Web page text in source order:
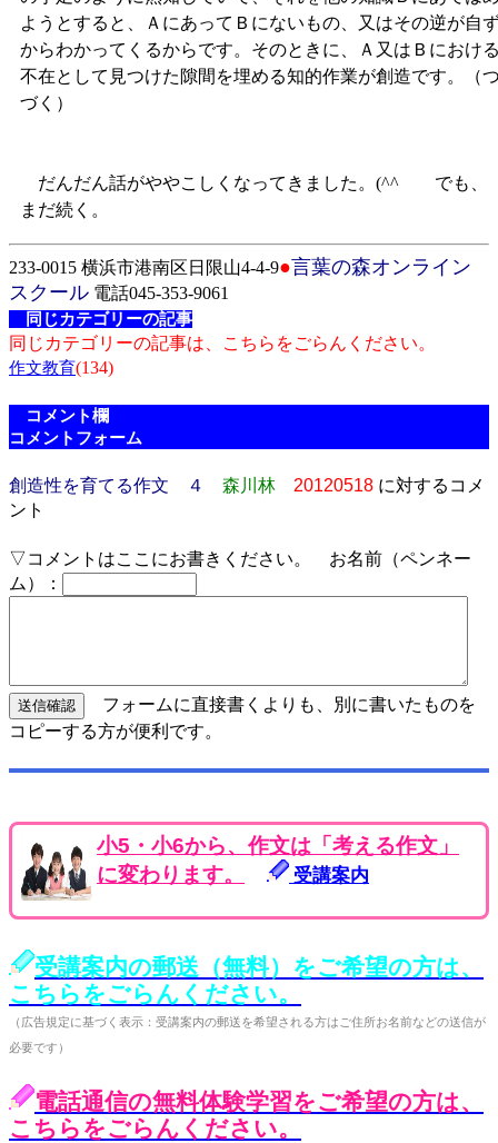
ようとすると、ＡにあってＢにないもの、又はその逆が自
からわかってくるからです。そのときに、Ａ又はＢにおけ
不在として見つけた隙間を埋める知的作業が創造です。（
づく）
だんだん話がややこしくなってきました。(^^ゞ でも、
まだ続く。
233-0015 横浜市港南区日限山4-4-9●言葉の森オンライン
スクール 電話045-353-9061
同じカテゴリーの記事
同じカテゴリーの記事は、こちらをごらんください。
作文教育(134)
コメント欄
コメントフォーム
創造性を育てる作文 ４ 森川林 20120518 に対するコメ
ント
▽コメントはここにお書きください。 お名前（ペンネー
ム）：
フォームに直接書くよりも、別に書いたものを
コピーする方が便利です。
小5・小6から、作文は「考える作文」
に変わります。
受講案内
受講案内の郵送（無料）をご希望の方は、
こちらをごらんください。
（広告規定に基づく表示：受講案内の郵送を希望される方はご住所お名前などの送信が
必要です）
電話通信の無料体験学習をご希望の方は、
こちらをごらんください。